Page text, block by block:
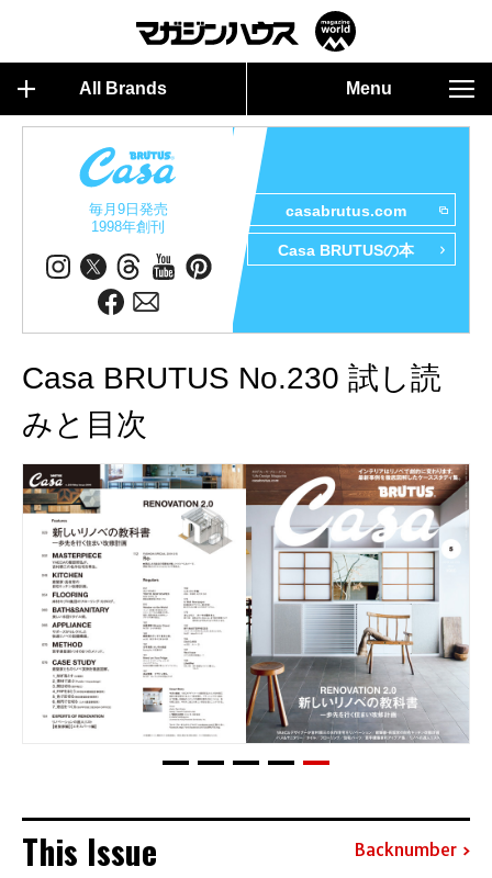
All Brands Menu
毎月9日発売
1998年創刊
casabrutus.com
Casa BRUTUSの本
Casa BRUTUS No.230 試し読
みと目次
This Issue Backnumber